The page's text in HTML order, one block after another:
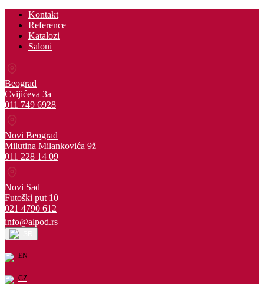
Kontakt
Reference
Katalozi
Saloni
Beograd
Cvijićeva 3a
011 749 6928
Novi Beograd
Milutina Milankovića 9ž
011 228 14 09
Novi Sad
Futoški put 10
021 4790 612
info@alpod.rs
EN
CZ